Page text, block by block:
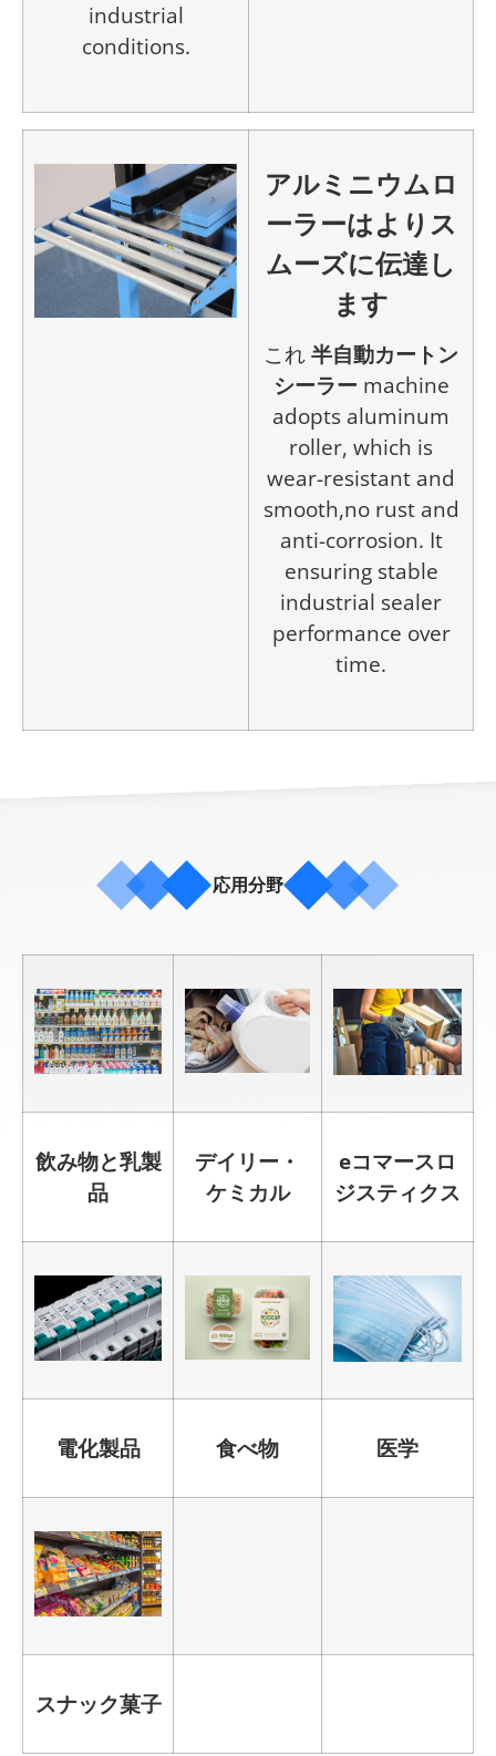
industrial
conditions.
アルミニウムロ
ーラーはよりス
ムーズに伝達し
ます
これ 半自動カートン
シーラー machine
adopts aluminum
roller, which is
wear-resistant and
smooth,no rust and
anti-corrosion. It
ensuring stable
industrial sealer
performance over
time.
応用分野
飲み物と乳製
品
デイリー・
ケミカル
eコマースロ
ジスティクス
電化製品 食べ物 医学
スナック菓子